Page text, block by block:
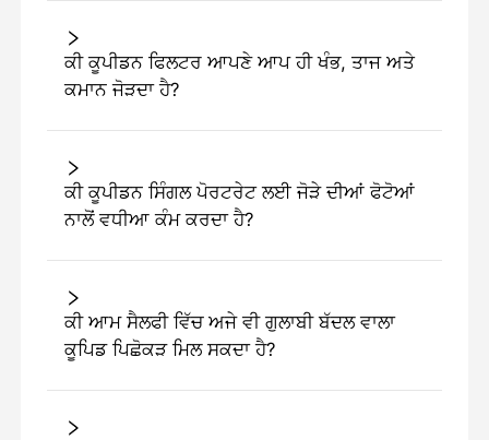
ਕੀ ਕੂਪੀਡਨ ਫਿਲਟਰ ਆਪਣੇ ਆਪ ਹੀ ਖੰਭ, ਤਾਜ ਅਤੇ
ਕਮਾਨ ਜੋੜਦਾ ਹੈ?
ਕੀ ਕੂਪੀਡਨ ਸਿੰਗਲ ਪੋਰਟਰੇਟ ਲਈ ਜੋੜੇ ਦੀਆਂ ਫੋਟੋਆਂ
ਨਾਲੋਂ ਵਧੀਆ ਕੰਮ ਕਰਦਾ ਹੈ?
ਕੀ ਆਮ ਸੈਲਫੀ ਵਿੱਚ ਅਜੇ ਵੀ ਗੁਲਾਬੀ ਬੱਦਲ ਵਾਲਾ
ਕੂਪਿਡ ਪਿਛੋਕੜ ਮਿਲ ਸਕਦਾ ਹੈ?